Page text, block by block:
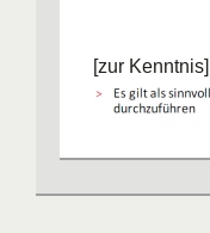
[zur Kenntnis]